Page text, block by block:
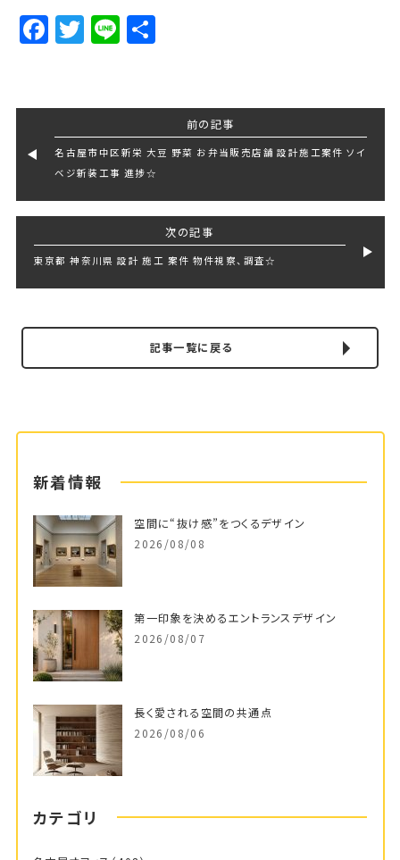
Facebook
Twitter
LineShare
前の記事
名古屋市中区新栄 大豆 野菜 お弁当販売店舗 設計施工案件 ソイ
ベジ新装工事 進捗☆
次の記事
東京都 神奈川県 設計 施工 案件 物件視察、調査☆
記事一覧に戻る
新着情報
空間に“抜け感”をつくるデザイン
2026/08/08
第一印象を決めるエントランスデザイン
2026/08/07
長く愛される空間の共通点
2026/08/06
カテゴリ